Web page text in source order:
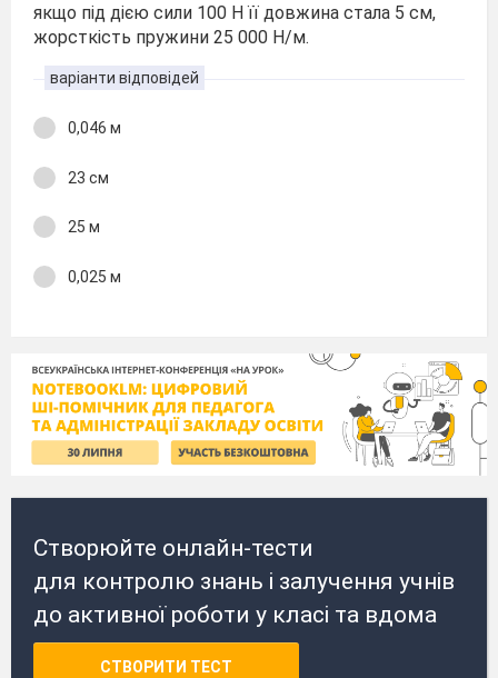
якщо під дією сили 100 Н її довжина стала 5 см,
жорсткість пружини 25 000 Н/м.
варіанти відповідей
0,046 м
23 см
25 м
0,025 м
Створюйте онлайн-тести
для контролю знань і залучення учнів
до активної роботи у класі та вдома
СТВОРИТИ ТЕСТ